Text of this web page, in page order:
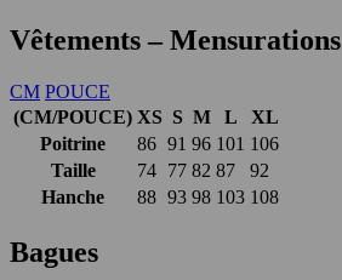
Vêtements – Mensurations
CM POUCE
(CM/POUCE) XS S M L
XL
Poitrine
86 91 96 101 106
Taille
74 77 82 87
92
Hanche
88 93 98 103 108
Bagues